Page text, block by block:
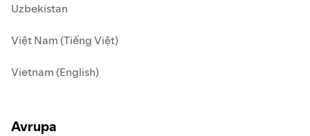
Uzbekistan
Việt Nam (Tiếng Việt)
Vietnam (English)
Avrupa